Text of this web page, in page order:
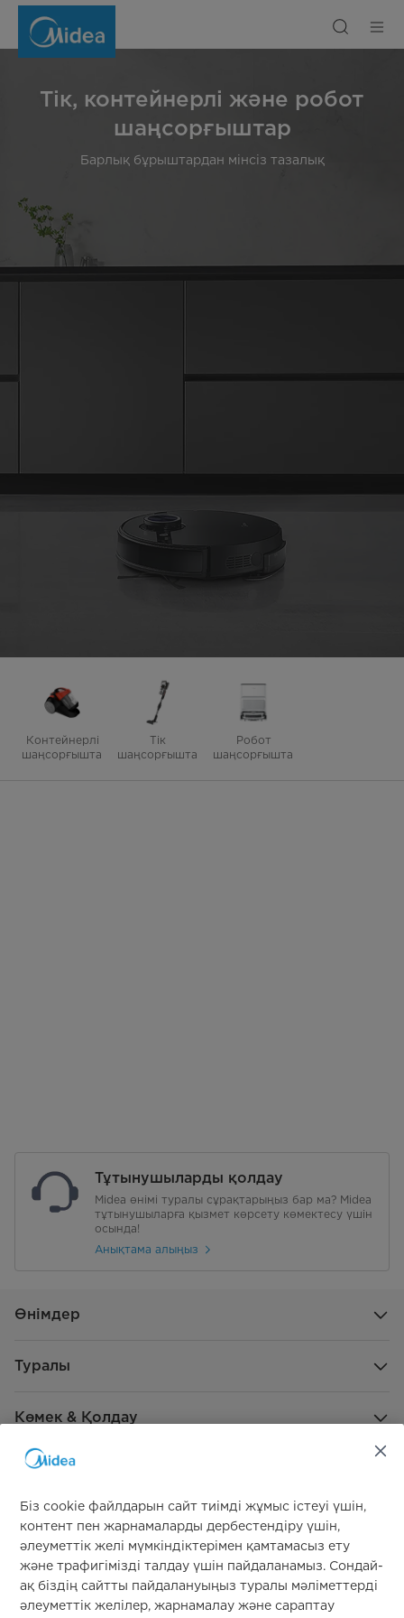
Тік, контейнерлі және робот
шаңсорғыштар
Барлық бұрыштардан мінсіз тазалық
Контейнерлі
шаңсорғыштар
Тік
шаңсорғыштар
Робот
шаңсорғыштар
Тұтынушыларды қолдау
Midea өнімі туралы сұрақтарыңыз бар ма? Midea
тұтынушыларға қызмет көрсету көмектесу үшін
осында!
Анықтама алыңыз
Өнімдер
Туралы
Көмек & Қолдау
Жаһандық демеушілік
Біз cookie файлдарын сайт тиімді жұмыс істеуі үшін,
контент пен жарнамаларды дербестендіру үшін,
әлеуметтік желі мүмкіндіктерімен қамтамасыз ету
және трафигімізді талдау үшін пайдаланамыз. Сондай-
ақ біздің сайтты пайдалануыңыз туралы мәліметтерді
әлеуметтік желілер, жарнамалау және сараптау